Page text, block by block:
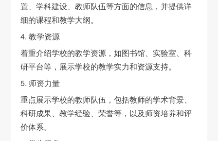
置、学科建设、教师队伍等方面的信息，并提供详
细的课程和教学大纲。
4. 教学资源
着重介绍学校的教学资源，如图书馆、实验室、科
研平台等，展示学校的教学实力和资源支持。
5. 师资力量
重点展示学校的教师队伍，包括教师的学术背景、
科研成果、教学经验、荣誉等，以及师资培养和评
价体系。